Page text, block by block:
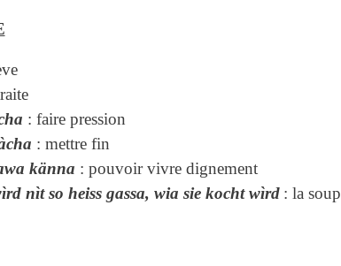
: faire pression
: mettre fin
känna : pouvoir vivre dignement
nìt so heiss gassa, wia sie kocht wìrd : la